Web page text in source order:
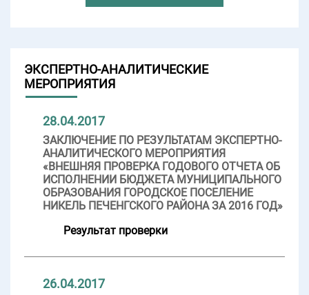
ЭКСПЕРТНО-АНАЛИТИЧЕСКИЕ
МЕРОПРИЯТИЯ
28.04.2017
ЗАКЛЮЧЕНИЕ ПО РЕЗУЛЬТАТАМ ЭКСПЕРТНО-
АНАЛИТИЧЕСКОГО МЕРОПРИЯТИЯ
«ВНЕШНЯЯ ПРОВЕРКА ГОДОВОГО ОТЧЕТА ОБ
ИСПОЛНЕНИИ БЮДЖЕТА МУНИЦИПАЛЬНОГО
ОБРАЗОВАНИЯ ГОРОДСКОЕ ПОСЕЛЕНИЕ
НИКЕЛЬ ПЕЧЕНГСКОГО РАЙОНА ЗА 2016 ГОД»
Результат проверки
26.04.2017